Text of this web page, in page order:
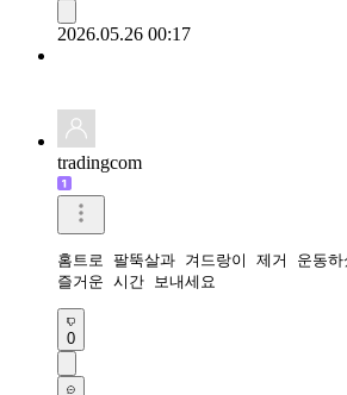
2026.05.26 00:17
tradingcom
홈트로 팔뚝살과 겨드랑이 제거 운동하
즐거운 시간 보내세요
0